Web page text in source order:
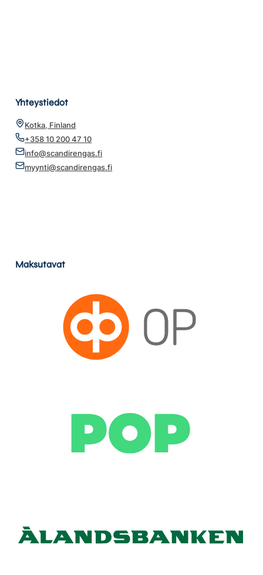
Yhteystiedot
Kotka, Finland
+358 10 200 47 10
info@scandirengas.fi
myynti@scandirengas.fi
Maksutavat